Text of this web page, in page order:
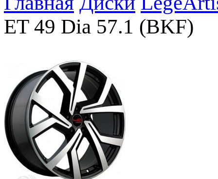
ET 49 Dia 57.1 (BKF)